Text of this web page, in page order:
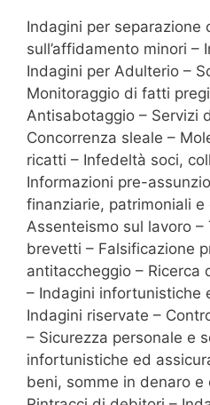
Indagini per separazione
sull’affidamento minori
Indagini per Adulterio –
Monitoraggio di fatti
Antisabotaggio – Servizi
Concorrenza sleale –
ricatti – Infedeltà soci,
Informazioni pre-
finanziarie, patrimoniali
Assenteismo sul lavoro –
brevetti – Falsificazione
antitaccheggio – Ricerca
– Indagini infortunistiche
Indagini riservate –
– Sicurezza personale e
infortunistiche ed
beni, somme in denaro e